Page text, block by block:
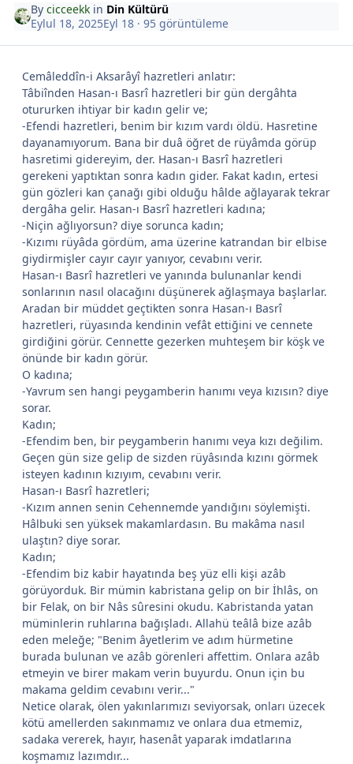
Bycicceekk in Din Kültürü
Eylul 18, 2025Eyl 18 · 95 görüntüleme
Cemâleddîn-i Aksarâyî hazretleri anlatır:
Tâbiînden Hasan-ı Basrî hazretleri bir gün dergâhta
otururken ihtiyar bir kadın gelir ve;
-Efendi hazretleri, benim bir kızım vardı öldü. Hasretine
dayanamıyorum. Bana bir duâ öğret de rüyâmda görüp
hasretimi gidereyim, der. Hasan-ı Basrî hazretleri
gerekeni yaptıktan sonra kadın gider. Fakat kadın, ertesi
gün gözleri kan çanağı gibi olduğu hâlde ağlayarak tekrar
dergâha gelir. Hasan-ı Basrî hazretleri kadına;
-Niçin ağlıyorsun? diye sorunca kadın;
-Kızımı rüyâda gördüm, ama üzerine katrandan bir elbise
giydirmişler cayır cayır yanıyor, cevabını verir.
Hasan-ı Basrî hazretleri ve yanında bulunanlar kendi
sonlarının nasıl olacağını düşünerek ağlaşmaya başlarlar.
Aradan bir müddet geçtikten sonra Hasan-ı Basrî
hazretleri, rüyasında kendinin vefât ettiğini ve cennete
girdiğini görür. Cennette gezerken muhteşem bir köşk ve
önünde bir kadın görür.
O kadına;
-Yavrum sen hangi peygamberin hanımı veya kızısın? diye
sorar.
Kadın;
-Efendim ben, bir peygamberin hanımı veya kızı değilim.
Geçen gün size gelip de sizden rüyâsında kızını görmek
isteyen kadının kızıyım, cevabını verir.
Hasan-ı Basrî hazretleri;
-Kızım annen senin Cehennemde yandığını söylemişti.
Hâlbuki sen yüksek makamlardasın. Bu makâma nasıl
ulaştın? diye sorar.
Kadın;
-Efendim biz kabir hayatında beş yüz elli kişi azâb
görüyorduk. Bir mümin kabristana gelip on bir İhlâs, on
bir Felak, on bir Nâs sûresini okudu. Kabristanda yatan
müminlerin ruhlarına bağışladı. Allahü teâlâ bize azâb
eden meleğe; "Benim âyetlerim ve adım hürmetine
burada bulunan ve azâb görenleri affettim. Onlara azâb
etmeyin ve birer makam verin buyurdu. Onun için bu
makama geldim cevabını verir..."
Netice olarak, ölen yakınlarımızı seviyorsak, onları üzecek
kötü amellerden sakınmamız ve onlara dua etmemiz,
sadaka vererek, hayır, hasenât yaparak imdatlarına
koşmamız lazımdır...
*
*
*
*
*
*